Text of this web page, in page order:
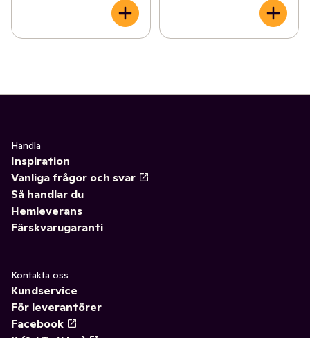
Handla
Inspiration
Vanliga frågor och svar
Så handlar du
Hemleverans
Färskvarugaranti
Kontakta oss
Kundservice
För leverantörer
Facebook